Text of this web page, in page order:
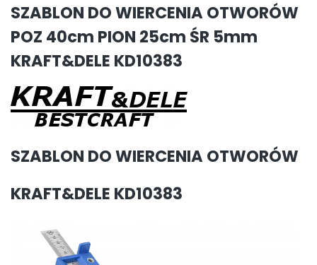
SZABLON DO WIERCENIA OTWORÓW
POZ 40cm PION 25cm ŚR 5mm
KRAFT&DELE KD10383
SZABLON DO WIERCENIA OTWORÓW
KRAFT&DELE KD10383